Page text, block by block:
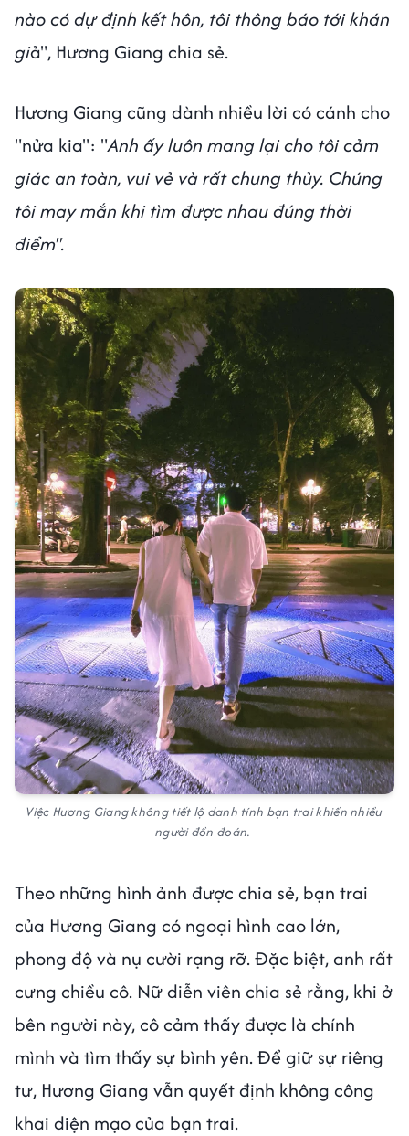
nào có dự định kết hôn, tôi thông báo tới khán
giả", Hương Giang chia sẻ.
Hương Giang cũng dành nhiều lời có cánh cho
"nửa kia": "Anh ấy luôn mang lại cho tôi cảm
giác an toàn, vui vẻ và rất chung thủy. Chúng
tôi may mắn khi tìm được nhau đúng thời
điểm".
Việc Hương Giang không tiết lộ danh tính bạn trai khiến nhiều
người đồn đoán.
Theo những hình ảnh được chia sẻ, bạn trai
của Hương Giang có ngoại hình cao lớn,
phong độ và nụ cười rạng rỡ. Đặc biệt, anh rất
cưng chiều cô. Nữ diễn viên chia sẻ rằng, khi ở
bên người này, cô cảm thấy được là chính
mình và tìm thấy sự bình yên. Để giữ sự riêng
tư, Hương Giang vẫn quyết định không công
khai diện mạo của bạn trai.